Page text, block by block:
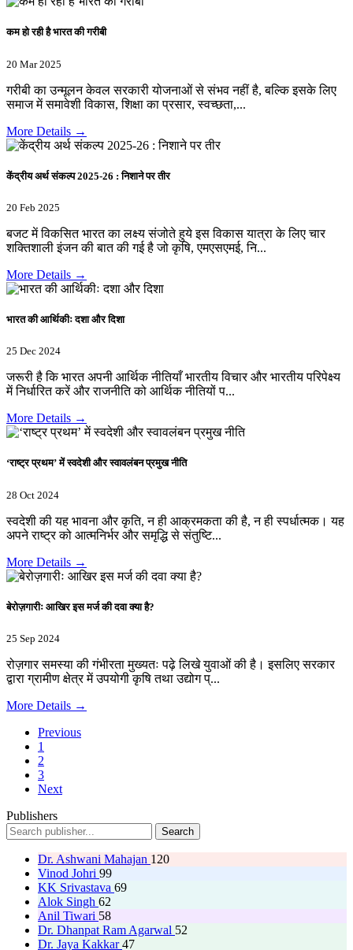
कम हो रही है भारत की गरीबी
20 Mar 2025
गरीबी का उन्मूलन केवल सरकारी योजनाओं से संभव नहीं है, बल्कि इसके लिए
समाज में समावेशी विकास, शिक्षा का प्रसार, स्वच्छता,...
More Details →
केंद्रीय अर्थ संकल्प 2025-26 : निशाने पर तीर
20 Feb 2025
बजट में विकसित भारत का लक्ष्य संजोते हुये इस विकास यात्रा के लिए चार
शक्तिशाली इंजन की बात की गई है जो कृषि, एमएसएमई, नि...
More Details →
भारत की आर्थिकीः दशा और दिशा
25 Dec 2024
जरूरी है कि भारत अपनी आर्थिक नीतियाँ भारतीय विचार और भारतीय परिपेक्ष्य
में निर्धारित करें और राजनीति को आर्थिक नीतियों प...
More Details →
‘राष्ट्र प्रथम’ में स्वदेशी और स्वावलंबन प्रमुख नीति
28 Oct 2024
स्वदेशी की यह भावना और कृति, न ही आक्रमकता की है, न ही स्पर्धात्मक। यह
अपने राष्ट्र को आत्मनिर्भर और समृद्धि से संतुष्टि...
More Details →
बेरोज़गारीः आखिर इस मर्ज की दवा क्या है?
25 Sep 2024
रोज़गार समस्या की गंभीरता मुख्यतः पढ़े लिखे युवाओं की है। इसलिए सरकार
द्वारा ग्रामीण क्षेत्र में उपयोगी कृषि तथा उद्योग प्...
More Details →
Previous
1
2
3
Next
Publishers
Search
Dr. Ashwani Mahajan 120
Vinod Johri 99
KK Srivastava 69
Alok Singh 62
Anil Tiwari 58
Dr. Dhanpat Ram Agarwal 52
Dr. Jaya Kakkar47